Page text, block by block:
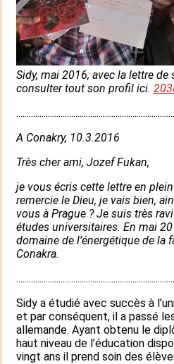
Sidy, mai 2016, avec la lettre
consulter tout son profil ici.
A Conakry, 10.3.2016
Très cher ami, Jozef Fukan,
je vous écris cette lettre en
remercie le Dieu, je vais bien,
vous à Prague ? Je suis très
études universitaires. En mai
domaine de l’énergétique de la
Conakra.
Sidy a étudié avec succès à
et par conséquent, il a passé
allemande. Ayant obtenu le
haut niveau de l’éducation
vingt ans il prend soin des